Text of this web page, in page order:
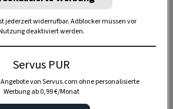
jederzeit widerrufbar. Adblocker müssen vor
deaktiviert werden.
Servus PUR
von Servus.com ohne personalisierte
Werbung ab 0,99 €/Monat